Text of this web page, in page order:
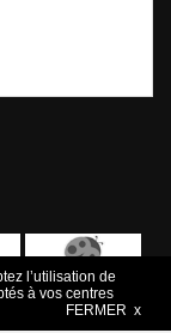
l’utilisation de
à vos centres
FERMER x
Europe Active